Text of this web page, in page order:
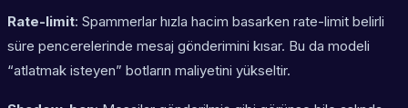
Rate-limit: Spammerlar hızla hacim basarken rate-limit belirli
süre pencerelerinde mesaj gönderimini kısar. Bu da modeli
“atlatmak isteyen” botların maliyetini yükseltir.